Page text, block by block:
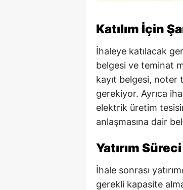
Katılım İçin
İhaleye katılacak
belgesi ve teminat
kayıt belgesi, noter
gerekiyor. Ayrıca
elektrik üretim
anlaşmasına dair
Yatırım
İhale sonrası
gerekli kapasite